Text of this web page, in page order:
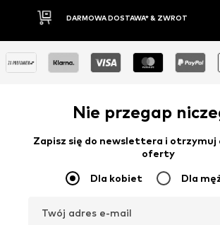
30 DNI NA ZWROT TOWARU
Nie przegap
Zapisz się do newslettera i otrzymuj
oferty
Dla kobiet Dla
Twój adres e-mail